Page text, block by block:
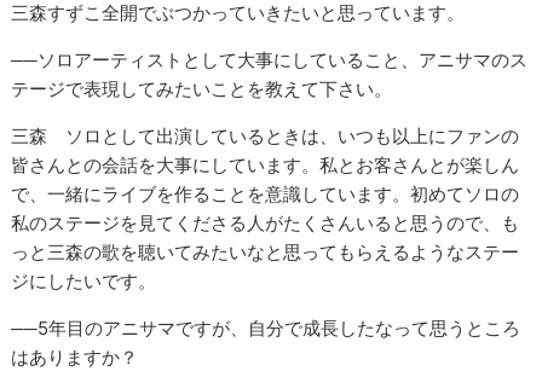
三森すずこ全開でぶつかっていきたいと思っています。
──ソロアーティストとして大事にしていること、アニサマのス
テージで表現してみたいことを教えて下さい。
三森 ソロとして出演しているときは、いつも以上にファンの
皆さんとの会話を大事にしています。私とお客さんとが楽しん
で、一緒にライブを作ることを意識しています。初めてソロの
私のステージを見てくださる人がたくさんいると思うので、も
っと三森の歌を聴いてみたいなと思ってもらえるようなステー
ジにしたいです。
──5年目のアニサマですが、自分で成長したなって思うところ
はありますか？